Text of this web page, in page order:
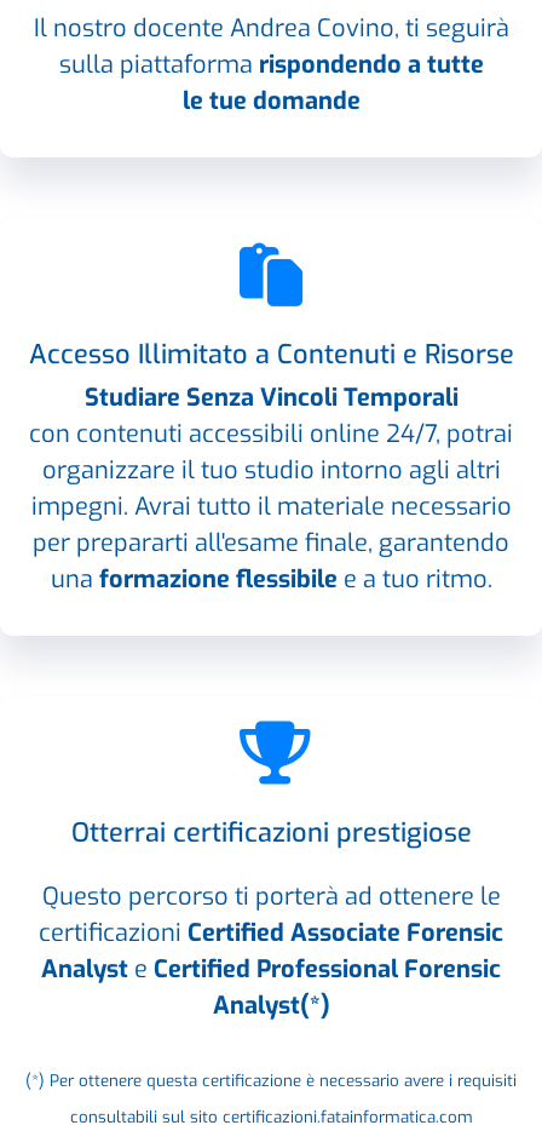
Il nostro docente Andrea Covino, ti seguirà
sulla piattaforma rispondendo a tutte
le tue domande
Accesso Illimitato a Contenuti e Risorse
Studiare Senza Vincoli Temporali
con contenuti accessibili online 24/7, potrai
organizzare il tuo studio intorno agli altri
impegni. Avrai tutto il materiale necessario
per prepararti all'esame finale, garantendo
una formazione flessibile e a tuo ritmo.
Otterrai certificazioni prestigiose
Questo percorso ti porterà ad ottenere le
certificazioni Certified Associate Forensic
Analyst e Certified Professional Forensic
Analyst(*)
(*) Per ottenere questa certificazione è necessario avere i requisiti
consultabili sul sito certificazioni.fatainformatica.com